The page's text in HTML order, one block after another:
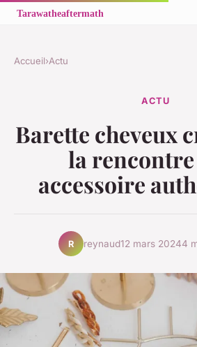
Accueil›Actu
ACTU
Barette cheveux
la
accessoire
R reynaud12 mars 20244